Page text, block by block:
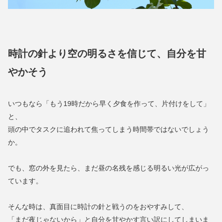
時計の針より空の明るさを信じて、自分を甘
やかそう
いつもなら「もう19時だから早く夕食を作って、片付けをして」
と、
頭の中でタスクに追われて焦ってしまう時間帯ではないでしょう
か。
でも、窓の外を見たら、まだ昼の名残を感じる明るい光が広がっ
ています。
そんな時は、真面目に時計の針と戦うのをおやすみして、
「まだ夜じゃないから」と自分を甘やかす言い訳にしてしまいま